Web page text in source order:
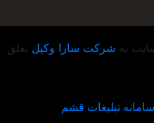
به شرکت سارا وکیل تعلق
سامانه تبلیغات قشم